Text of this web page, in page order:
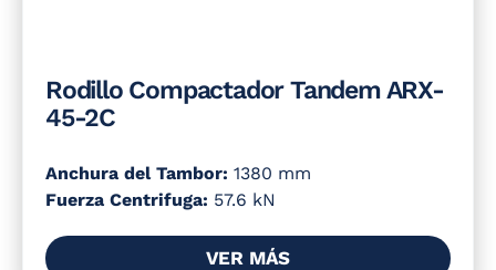
Rodillo Compactador Tandem ARX-
45-2C
Anchura del Tambor: 1380 mm
Fuerza Centrifuga: 57.6 kN
VER MÁS